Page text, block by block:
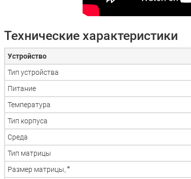
Технические характеристики
Устройство
Тип устройства
Питание
Температура
Тип корпуса
Среда
Тип матрицы
Размер матрицы, "